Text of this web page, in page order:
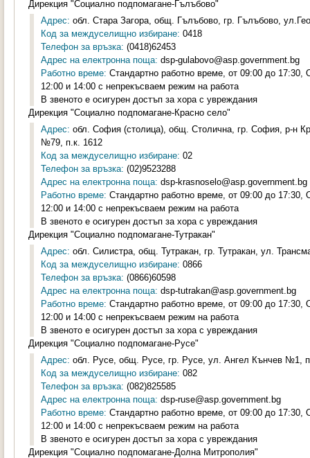
Дирекция "Социално подпомагане-Гълъбово"
Адрес: обл. Стара Загора, общ. Гълъбово, гр. Гълъбово,
Код за междуселищно избиране: 0418
Телефон за връзка: (0418)62453
Адрес на електронна поща: dsp-gulabovo@asp.government.bg
Работно време: Стандартно работно време, от 09:00 до
12:00 и 14:00 с непрекъсваем режим на работа
В звеното е осигурен достъп за хора с увреждания
Дирекция "Социално подпомагане-Красно село"
Адрес: обл. София (столица), общ. Столична, гр. София, р-н
№79, п.к. 1612
Код за междуселищно избиране: 02
Телефон за връзка: (02)9523288
Адрес на електронна поща: dsp-krasnoselo@asp.government.bg
Работно време: Стандартно работно време, от 09:00 до
12:00 и 14:00 с непрекъсваем режим на работа
В звеното е осигурен достъп за хора с увреждания
Дирекция "Социално подпомагане-Тутракан"
Адрес: обл. Силистра, общ. Тутракан, гр. Тутракан, ул.
Код за междуселищно избиране: 0866
Телефон за връзка: (0866)60598
Адрес на електронна поща: dsp-tutrakan@asp.government.bg
Работно време: Стандартно работно време, от 09:00 до
12:00 и 14:00 с непрекъсваем режим на работа
В звеното е осигурен достъп за хора с увреждания
Дирекция "Социално подпомагане-Русе"
Адрес: обл. Русе, общ. Русе, гр. Русе, ул. Ангел Кънчев №1,
Код за междуселищно избиране: 082
Телефон за връзка: (082)825585
Адрес на електронна поща: dsp-ruse@asp.government.bg
Работно време: Стандартно работно време, от 09:00 до
12:00 и 14:00 с непрекъсваем режим на работа
В звеното е осигурен достъп за хора с увреждания
Дирекция "Социално подпомагане-Долна Митрополия"